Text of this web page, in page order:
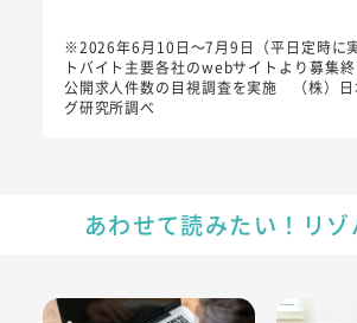
※2026年6月10日～7月9日（平日定時に
トバイト主要各社のwebサイトより募集
公開求人件数の目視調査を実施 （株）日
グ研究所調べ
あわせて読みたい！リゾ
リゾートバイトの派遣会社は変えても
リゾート